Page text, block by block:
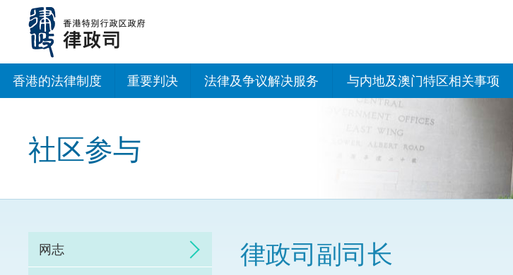
内
香港的法律制度 重要判决 法律及争议解决服务
诉讼
与内地及澳门特区相关事项
与内地有关的安排
香港与内地相互认可和执行民
商事案件判决的安排
关于建立更紧密经贸关系的安
与内地有关的项目及合作安排
社区参与
网志 律政司副司长